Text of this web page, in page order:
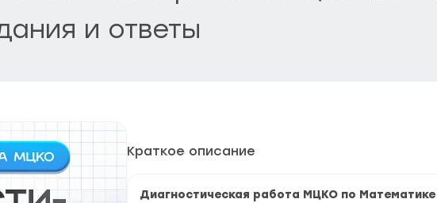
и ответы
Краткое описание
Диагностическая работа МЦКО по Математике